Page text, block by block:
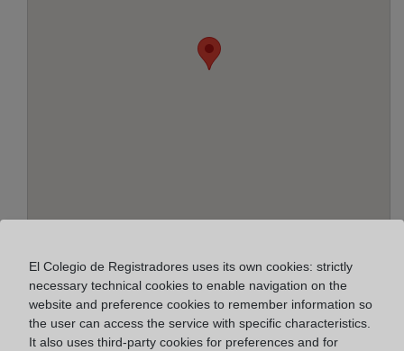
Carrera, 4 - planta baja, 14920
Horario:
El Colegio de Registradores uses its own cookies: strictly
necessary technical cookies to enable navigation on the
website and preference cookies to remember information so
the user can access the service with specific characteristics.
It also uses third-party cookies for preferences and for